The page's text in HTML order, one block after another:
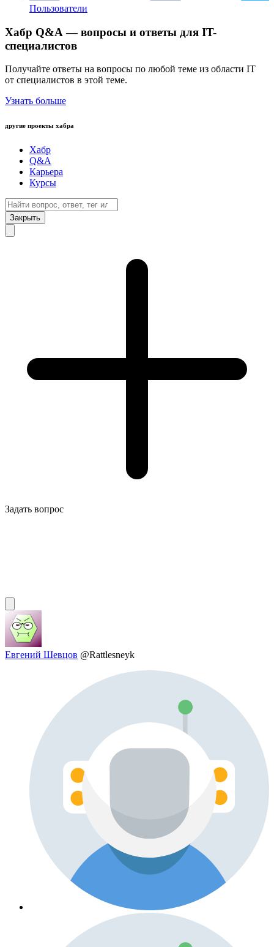
Пользователи
Хабр Q&A — вопросы и ответы для IT-
специалистов
Получайте ответы на вопросы по любой теме из области IT
от специалистов в этой теме.
Узнать больше
другие проекты хабра
Хабр
Q&A
Карьера
Курсы
Закрыть
Задать вопрос
Евгений Шевцов @Rattlesneyk